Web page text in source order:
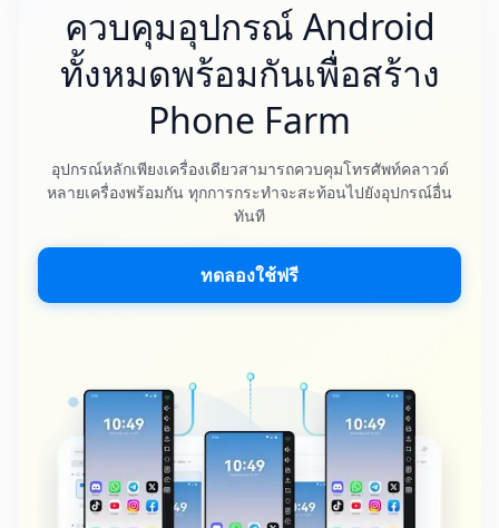
ควบคุมอุปกรณ์ Android
ทั้งหมดพร้อมกันเพื่อสร้าง
Phone Farm
อุปกรณ์หลักเพียงเครื่องเดียวสามารถควบคุมโทรศัพท์คลาวด์
หลายเครื่องพร้อมกัน ทุกการกระทำจะสะท้อนไปยังอุปกรณ์อื่น
ทันที
ทดลองใช้ฟรี